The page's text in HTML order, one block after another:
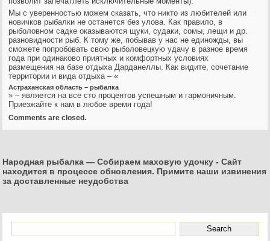
Мы с уверенностью можем сказать, что никто из любителей или
новичков рыбалки не останется без улова. Как правило, в
рыболовном садке оказываются щуки, судаки, сомы, лещи и др.
разновидности рыб. К тому же, побывав у нас не единожды, вы
сможете попробовать свою рыболовецкую удачу в разное время
года при одинаково приятных и комфортных условиях
размещения на базе отдыха Дарданеллы. Как видите, сочетание
территории и вида отдыха – «
Астраханская область – рыбалка
» – является на все сто процентов успешным и гармоничным.
Приезжайте к нам в любое время года!
Comments are closed.
Народная рыбалка — Собираем маховую удочку -Сайт
находится в процессе обновления. Примите наши извинения
за доставленные неудобства